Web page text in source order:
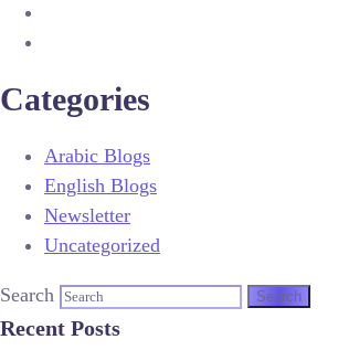
Categories
Arabic Blogs
English Blogs
Newsletter
Uncategorized
Search
Recent Posts